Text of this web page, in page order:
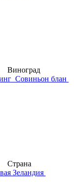
Виноград
Совиньон блан
Страна
Зеландия